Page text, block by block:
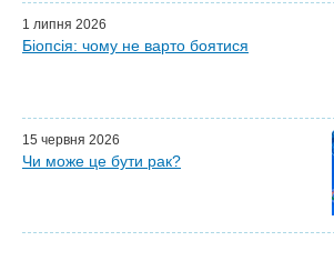
Партнери LISOD
1 липня 2026
Біопсія: чому не варто боятися
15 червня 2026
Чи може це бути рак?